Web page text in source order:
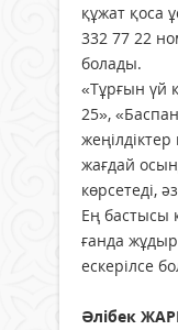
құжат қоса
332 77 22
болады.
«Тұрғын үй
25»,
жағдай
көрсетеді,
Ең
ғанда
ескерілсе
Әлібек